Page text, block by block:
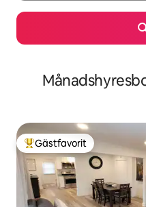
Populär gästfavorit
Gästfavorit